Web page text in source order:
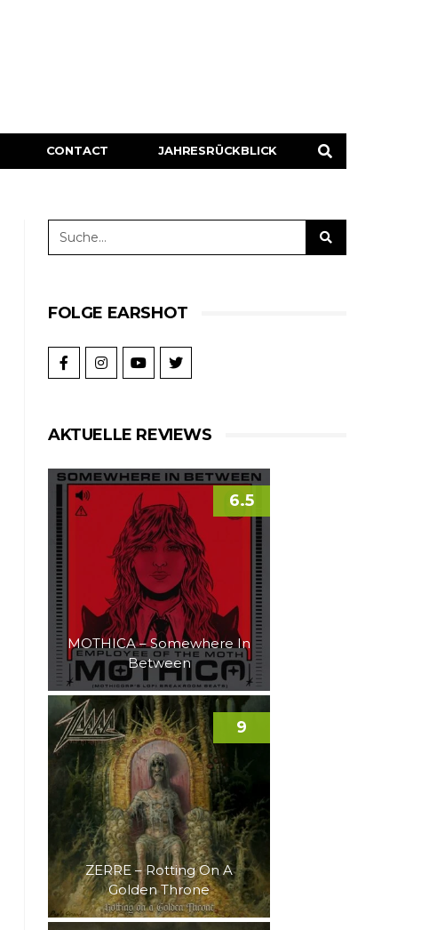
CONTACT JAHRESRÜCKBLICK
FOLGE EARSHOT
AKTUELLE REVIEWS
MOTHICA – Somewhere In
Between
6.5
ZERRE – Rotting On A
Golden Throne
9